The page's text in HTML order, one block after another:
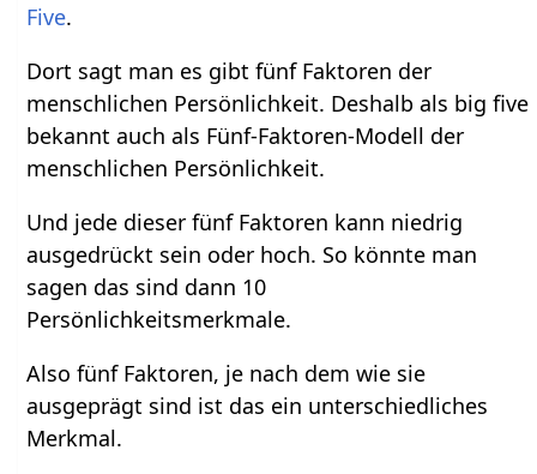
Five.
Dort sagt man es gibt fünf Faktoren der
menschlichen Persönlichkeit. Deshalb als big five
bekannt auch als Fünf-Faktoren-Modell der
menschlichen Persönlichkeit.
Und jede dieser fünf Faktoren kann niedrig
ausgedrückt sein oder hoch. So könnte man
sagen das sind dann 10
Persönlichkeitsmerkmale.
Also fünf Faktoren, je nach dem wie sie
ausgeprägt sind ist das ein unterschiedliches
Merkmal.